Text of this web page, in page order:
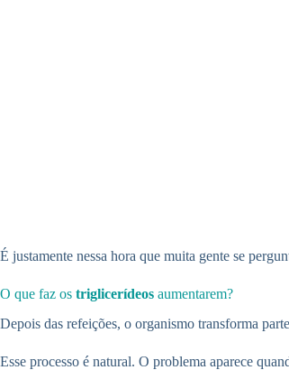
É justamente nessa hora que muita gente se
O que faz os triglicerídeos aumentarem?
Depois das refeições, o organismo transforma
Esse processo é natural. O problema aparece